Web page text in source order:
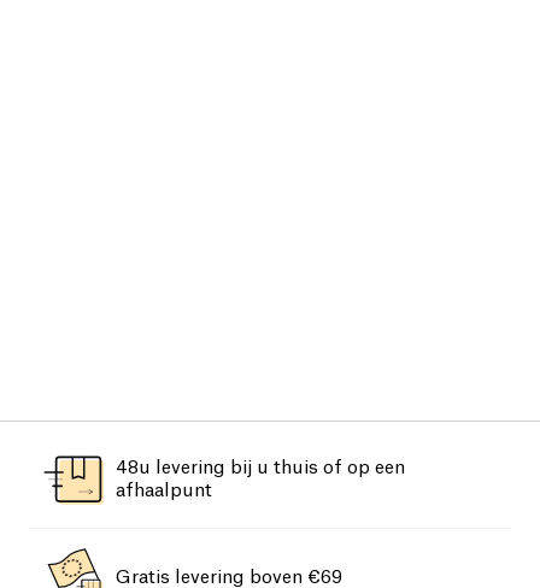
48u levering bij u thuis of op een
afhaalpunt
Gratis levering boven €69